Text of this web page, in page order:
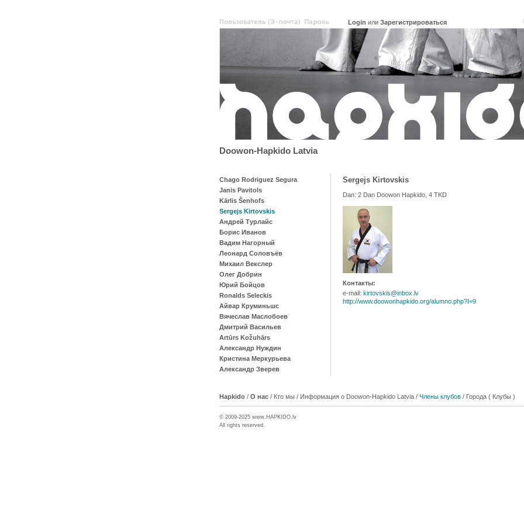
или Зарегистрироваться
Doowon-Hapkido Latvia
Chago Rodriguez Segura
Janis Pavitols
Kārlis Šenhofs
Sergejs Kirtovskis
Андрей Турлайс
Борис Иванов
Вадим Нагорный
Леонард Соловъёв
Михаил Векслер
Олег Добрин
Юрий Бойцов
Ronalds Seleckis
Айвар Круминьшс
Вячеслав Маслобоев
Дмитрий Васильев
Artūrs Kožuhārs
Александр Нуждин
Кристина Меркурьева
Александр Зверев
Sergejs Kirtovskis
Dan: 2 Dan Doowon Hapkido, 4 TKD
Контакты:
e-mail: kirtovskis@inbox.lv
http://www.doowonhapkido.org/alumno.php?I=9
Hapkido / О нас / Кто мы / Информация о Doowon-Hapkido Latvia / Члены клубов / Города ( Клубы )
© 2009-2025 www. HAPKIDO.lv
All rights reserved.